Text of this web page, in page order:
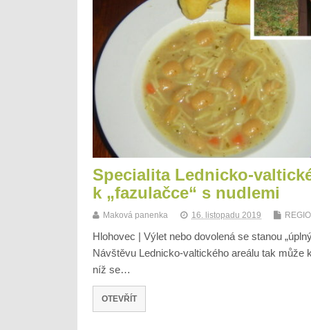
Specialita Lednicko-
k „fazulačce“ s nudlemi
Maková panenka 16. listopadu 2019
Hlohovec | Výlet nebo dovolená se stanou
Návštěvu Lednicko-valtického areálu tak může
níž se…
OTEVŘÍT